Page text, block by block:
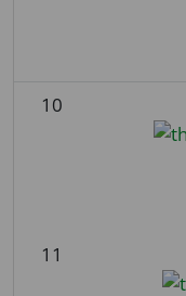
10
11